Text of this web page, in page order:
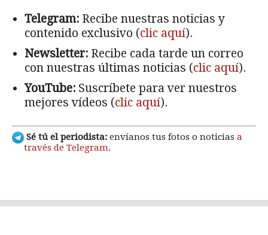
Telegram: Recibe nuestras noticias y
contenido exclusivo (clic aquí).
Newsletter: Recibe cada tarde un correo
con nuestras últimas noticias (clic aquí).
YouTube: Suscríbete para ver nuestros
mejores vídeos (clic aquí).
Sé tú el periodista: envíanos tus fotos o noticias a
través de Telegram.